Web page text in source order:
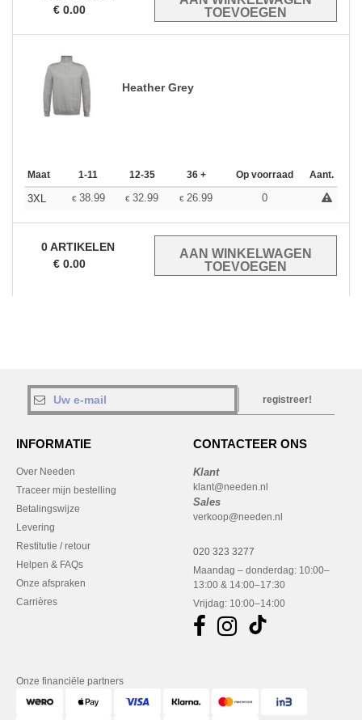
€ 0.00
Heather Grey
Maat 1-11 12-35 36 + Op voorraad Aant.
3XL € 38.99 € 32.99 € 26.99 0
0ARTIKELEN
€ 0.00
registreer!
INFORMATIE
Over Needen
Traceer mijn bestelling
Betalingswijze
Levering
Restitutie / retour
Helpen & FAQs
Onze afspraken
Carrières
CONTACTEER ONS
Klant
klant@needen.nl
Sales
verkoop@needen.nl
020 323 3277
Maandag – donderdag: 10:00–
13:00 & 14:00–17:30
Vrijdag: 10:00–14:00
Onze financiële partners